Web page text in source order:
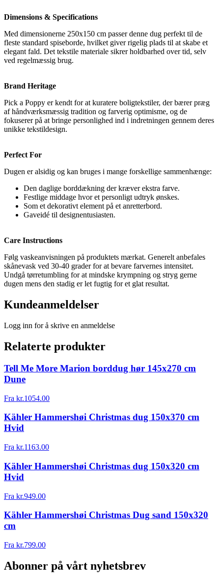
Dimensions & Specifications
Med dimensionerne 250x150 cm passer denne dug perfekt til de
fleste standard spiseborde, hvilket giver rigelig plads til at skabe et
elegant fald. Det tekstile materiale sikrer holdbarhed over tid, selv
ved regelmæssig brug.
Brand Heritage
Pick a Poppy er kendt for at kuratere boligtekstiler, der bærer præg
af håndværksmæssig tradition og farverig optimisme, og de
fokuserer på at bringe personlighed ind i indretningen gennem deres
unikke tekstildesign.
Perfect For
Dugen er alsidig og kan bruges i mange forskellige sammenhænge:
Den daglige borddækning der kræver ekstra farve.
Festlige middage hvor et personligt udtryk ønskes.
Som et dekorativt element på et anretterbord.
Gaveidé til designentusiasten.
Care Instructions
Følg vaskeanvisningen på produktets mærkat. Generelt anbefales
skånevask ved 30-40 grader for at bevare farvernes intensitet.
Undgå tørretumbling for at mindske krympning og stryg gerne
dugen mens den stadig er let fugtig for et glat resultat.
Kundeanmeldelser
Logg inn for å skrive en anmeldelse
Relaterte produkter
Tell Me More Marion borddug hør 145x270 cm
Dune
Fra kr.1054.00
Kähler Hammershøi Christmas dug 150x370 cm
Hvid
Fra kr.1163.00
Kähler Hammershøi Christmas dug 150x320 cm
Hvid
Fra kr.949.00
Kähler Hammershøi Christmas Dug sand 150x320
cm
Fra kr.799.00
Abonner på vårt nyhetsbrev